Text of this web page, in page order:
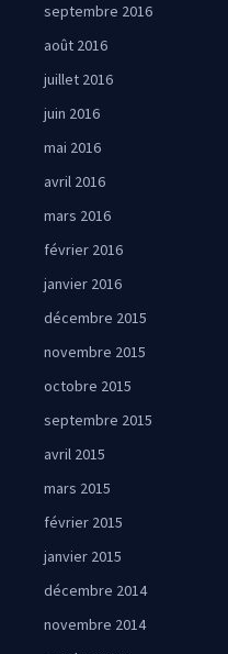
septembre 2016
août 2016
juillet 2016
juin 2016
mai 2016
avril 2016
mars 2016
février 2016
janvier 2016
décembre 2015
novembre 2015
octobre 2015
septembre 2015
avril 2015
mars 2015
février 2015
janvier 2015
décembre 2014
novembre 2014